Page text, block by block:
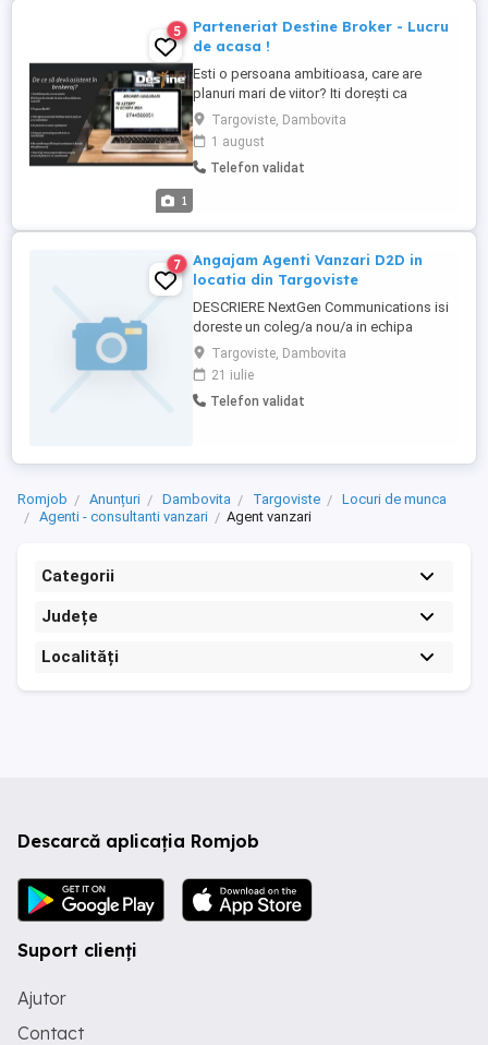
1
5
Parteneriat Destine Broker - Lucru
de acasa !
Esti o persoana ambitioasa, care are
planuri mari de viitor? Iti dorești ca
veniturile tale sa depinda exclusiv de tine?
Iti oferim oportunitatea unei activitatii in
care tu alegi cand, cat si de unde sa
lucrezi. Daca vrei sa fii propriul tau sef,
Targoviste, Dambovita
1 august
Telefon validat
7
Angajam Agenti Vanzari D2D in
locatia din Targoviste
DESCRIERE NextGen Communications isi
doreste un coleg/a nou/a in echipa
noastra - Agenti Vanzari D2D!
Responsabilităţile importante:
Contactarea potenţialilor clienţi ai
companiei; Raportarea zilnică a
imaginii şi prezentarea ...
Targoviste, Dambovita
21 iulie
Telefon validat
Romjob Anunțuri Dambovita Targoviste
Locuri de munca
Agenti - consultanti vanzari
Agent vanzari
Categorii
Județe
Localități
Descarcă aplicația Romjob
Suport clienți
Ajutor
Contact